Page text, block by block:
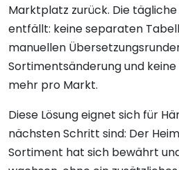
Marktplatz zurück. Die
entfällt: keine separaten
manuellen
Sortimentsänderung und
mehr pro Markt.
Diese Lösung eignet sich für
nächsten Schritt sind: Der
Sortiment hat sich bewährt